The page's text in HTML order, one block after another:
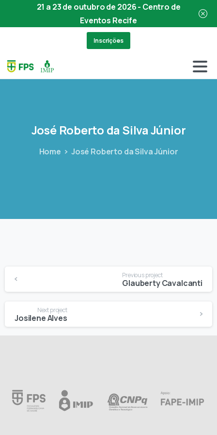
21 a 23 de outubro de 2026 - Centro de
Eventos Recife
Inscrições
José Roberto da SilvaJúnior
Home José Roberto da Silva Júnior
Reading
Previous project
Glauberty Cavalcanti
Next project
Josilene Alves